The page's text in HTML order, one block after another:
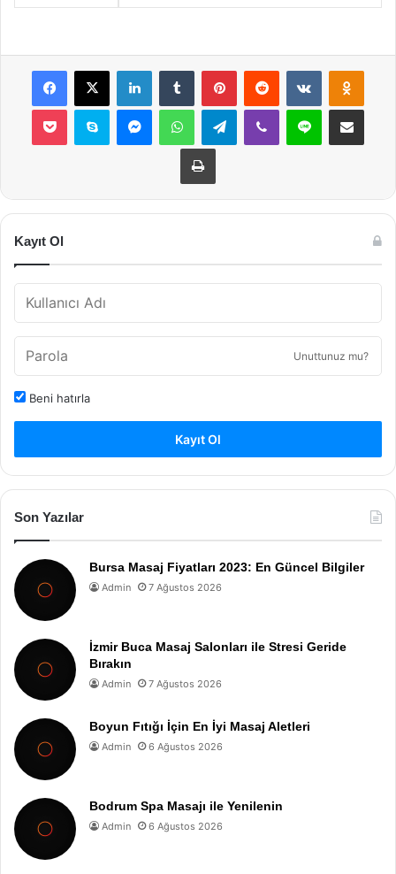
Facebook
X LinkedInTumblr PinterestReddit VKontakte
Pocket Skype MessengerWhatsAppTelegramViber Line E-Posta ile
Yazdır
Kayıt Ol
Unuttunuz mu?
Beni hatırla
Kayıt Ol
Son Yazılar
Bursa Masaj Fiyatları 2023: En Güncel Bilgiler
Admin 7 Ağustos 2026
İzmir Buca Masaj Salonları ile Stresi Geride
Bırakın
Admin 7 Ağustos 2026
Boyun Fıtığı İçin En İyi Masaj Aletleri
Admin 6 Ağustos 2026
Bodrum Spa Masajı ile Yenilenin
Admin 6 Ağustos 2026